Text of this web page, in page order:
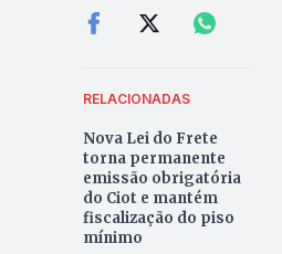
RELACIONADAS
Nova Lei do Frete
torna permanente
emissão obrigatória
do Ciot e mantém
fiscalização do piso
mínimo